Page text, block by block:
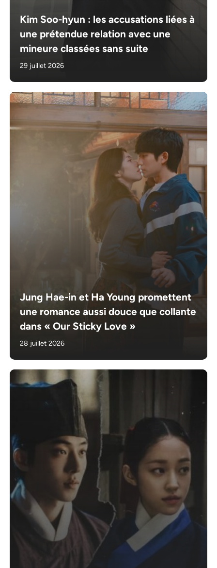
Kim Soo-hyun : les accusations liées à
une prétendue relation avec une
mineure classées sans suite
29 juillet 2026
Jung Hae-in et Ha Young promettent
une romance aussi douce que collante
dans « Our Sticky Love »
28 juillet 2026